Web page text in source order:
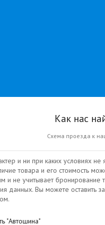
Как нас
Схема проезда к
и ни при каких условиях не
товара и его стоимость
и не учитывает бронирование
данных. Вы можете оставить
"Автошина"